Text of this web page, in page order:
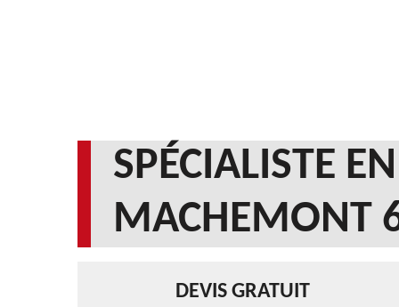
SPÉCIALISTE
MACHEMONT
DEVIS GRATUIT